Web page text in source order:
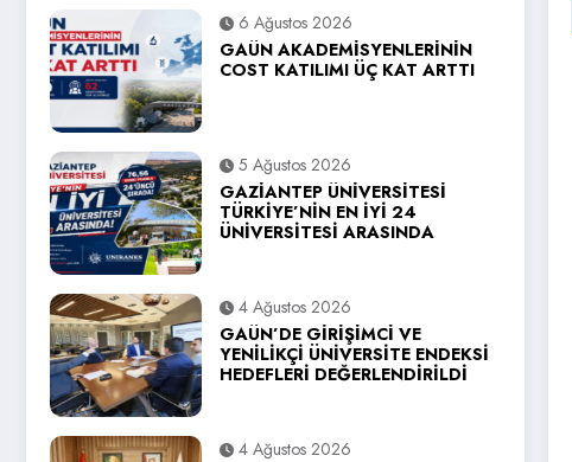
6 Ağustos 2026
GAÜN AKADEMİSYENLERİNİN
COST KATILIMI ÜÇ KAT ARTTI
5 Ağustos 2026
GAZİANTEP ÜNİVERSİTESİ
TÜRKİYE’NİN EN İYİ 24
ÜNİVERSİTESİ ARASINDA
4 Ağustos 2026
GAÜN’DE GİRİŞİMCİ VE
YENİLİKÇİ ÜNİVERSİTE ENDEKSİ
HEDEFLERİ DEĞERLENDİRİLDİ
4 Ağustos 2026